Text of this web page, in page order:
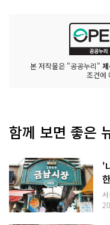
본 저작물은 "공공누리"
조건에
함께 보면 좋은
'